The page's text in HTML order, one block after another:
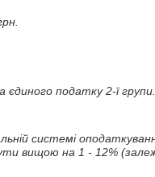
податку 2-ї
системі
вищою на 1 - 12%